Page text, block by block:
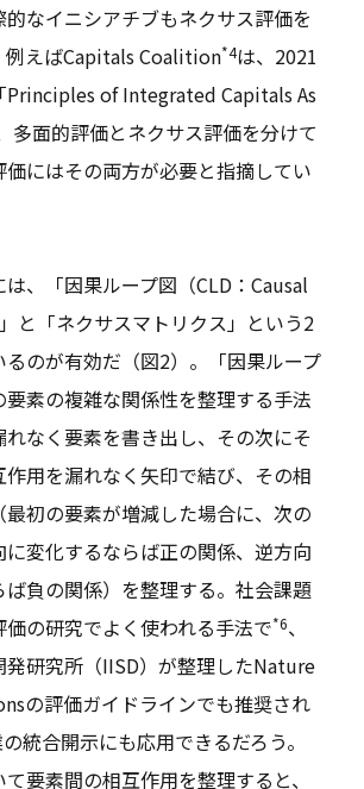
なイニシアチブもネクサス評価を
例えばCapitals Coalition*4は、2021
Principles of Integrated Capitals As
多面的評価とネクサス評価を分けて
にはその両方が必要と指摘してい
、「因果ループ図（CLD：Causal
と「ネクサスマトリクス」という2
のが有効だ（図2）。「因果ループ
素の複雑な関係性を整理する手法
なく要素を書き出し、その次にそ
用を漏れなく矢印で結び、その相
初の要素が増減した場合に、次の
変化するならば正の関係、逆方向
ば負の関係）を整理する。社会課題
の研究でよく使われる手法で*6、
発研究所（IISD）が整理したNature
の評価ガイドラインでも推奨され
統合開示にも応用できるだろう。
要素間の相互作用を整理すると、